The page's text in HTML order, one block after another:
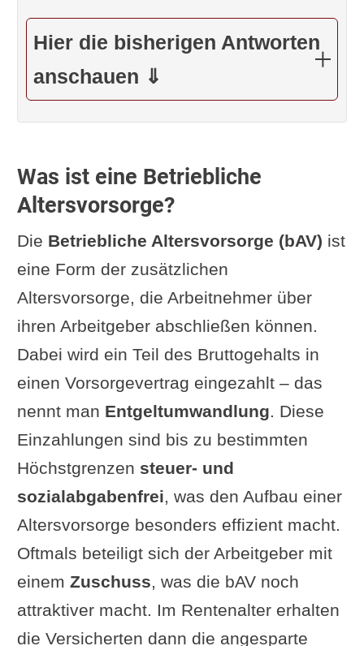
Hier die bisherigen Antworten
anschauen ⇓
Was ist eine Betriebliche
Altersvorsorge?
Die Betriebliche Altersvorsorge (bAV) ist
eine Form der zusätzlichen
Altersvorsorge, die Arbeitnehmer über
ihren Arbeitgeber abschließen können.
Dabei wird ein Teil des Bruttogehalts in
einen Vorsorgevertrag eingezahlt – das
nennt man Entgeltumwandlung. Diese
Einzahlungen sind bis zu bestimmten
Höchstgrenzen steuer- und
sozialabgabenfrei, was den Aufbau einer
Altersvorsorge besonders effizient macht.
Oftmals beteiligt sich der Arbeitgeber mit
einem Zuschuss, was die bAV noch
attraktiver macht. Im Rentenalter erhalten
die Versicherten dann die angesparte